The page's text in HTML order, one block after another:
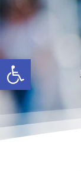
Abrir barra de